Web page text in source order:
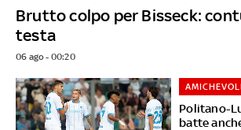
Brutto colpo per Bisseck:
testa
06 ago - 00:20
Politano-
batte